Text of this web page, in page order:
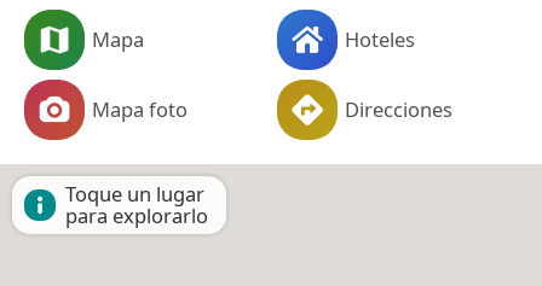
Mapa Hoteles
Mapa foto Direcciones
Toque un lugar
para explorarlo